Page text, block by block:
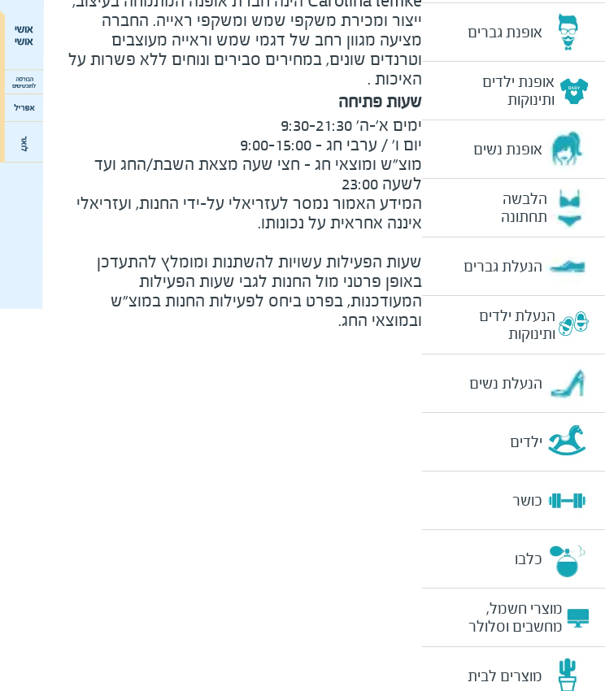
אופנת גברים
אופנת ילדים
ותינוקות
אופנת נשים
הלבשה
תחתונה
הנעלת גברים
הנעלת ילדים
ותינוקות
הנעלת נשים
ילדים
כושר
כלבו
מוצרי חשמל,
מחשבים וסלולר
מוצרים לבית
ייצור ומכירת משקפי שמש ומשקפי ראייה. החברה
מציעה מגוון רחב של דגמי שמש וראייה מעוצבים
וטרנדים שונים, במחירים סבירים ונוחים ללא פשרות על
האיכות .
שעות פתיחה
לשעה 23:00
המידע האמור נמסר לעזריאלי על-ידי החנות, ועזריאלי
שעות הפעילות עשויות להשתנות ומומלץ להתעדכן
באופן פרטני מול החנות לגבי שעות הפעילות
המעודכנות, בפרט ביחס לפעילות החנות במוצ"ש
ובמוצאי החג.